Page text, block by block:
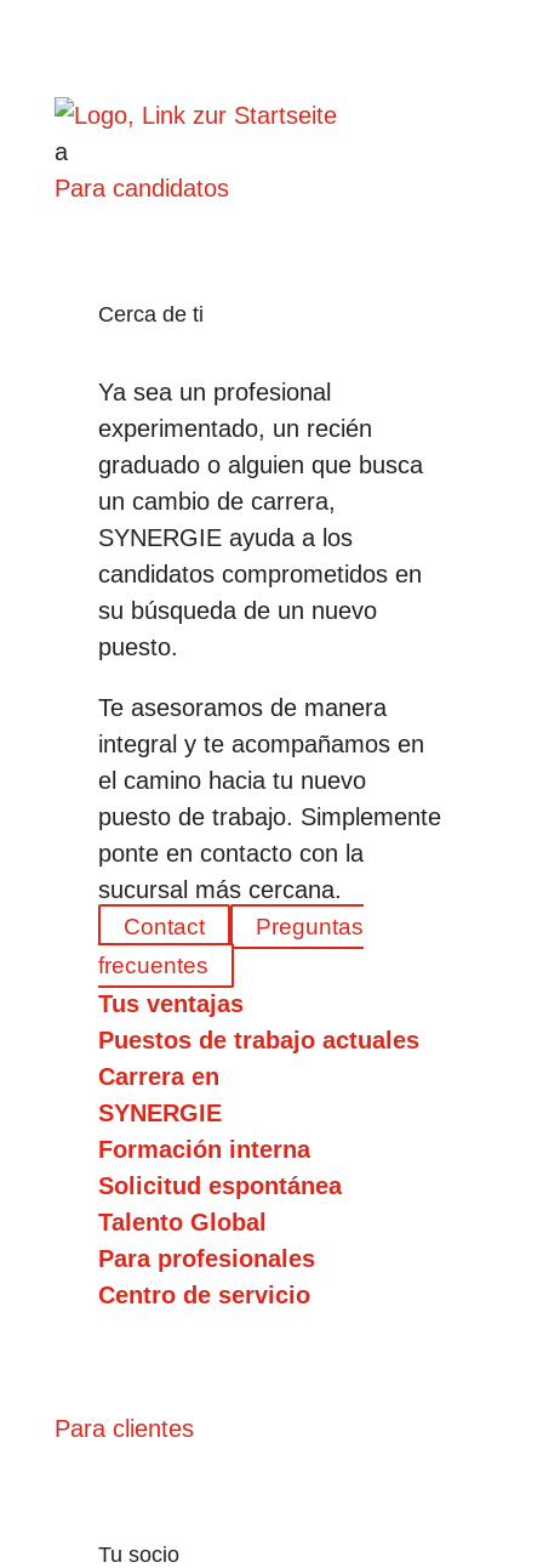
a
Para candidatos
Cerca de ti
Ya sea un profesional
experimentado, un recién
graduado o alguien que busca
un cambio de carrera,
SYNERGIE ayuda a los
candidatos comprometidos en
su búsqueda de un nuevo
puesto.
Te asesoramos de manera
integral y te acompañamos en
el camino hacia tu nuevo
puesto de trabajo. Simplemente
ponte en contacto con la
sucursal más cercana.
Contact
Preguntas
frecuentes
Tus ventajas
Puestos de trabajo actuales
Carrera en
SYNERGIE
Formación interna
Solicitud espontánea
Talento Global
Para profesionales
Centro de servicio
Para clientes
Tu socio